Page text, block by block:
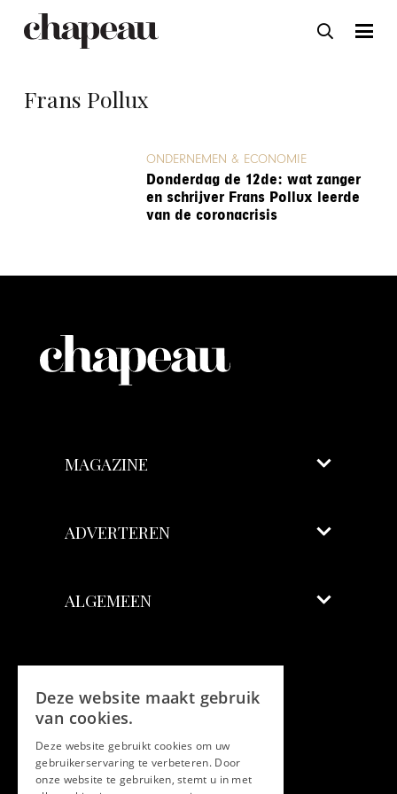
Frans Pollux
ONDERNEMEN & ECONOMIE
Donderdag de 12de: wat zanger
en schrijver Frans Pollux leerde
van de coronacrisis
MAGAZINE
ADVERTEREN
ALGEMEEN
Facebook
Twitter
Deze website maakt gebruik
van cookies.
Deze website gebruikt cookies om uw
gebruikerservaring te verbeteren. Door
onze website te gebruiken, stemt u in met